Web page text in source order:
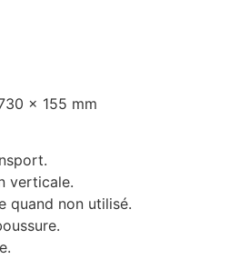
x 155 mm
verticale.
quand non utilisé.